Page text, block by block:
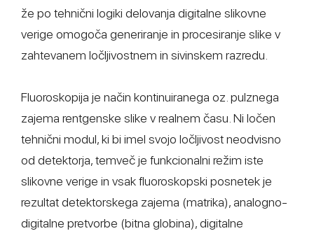
že po tehnični logiki delovanja digitalne slikovne
verige omogoča generiranje in procesiranje slike v
zahtevanem ločljivostnem in sivinskem razredu.
Fluoroskopija je način kontinuiranega oz. pulznega
zajema rentgenske slike v realnem času. Ni ločen
tehnični modul, ki bi imel svojo ločljivost neodvisno
od detektorja, temveč je funkcionalni režim iste
slikovne verige in vsak fluoroskopski posnetek je
rezultat detektorskega zajema (matrika), analogno-
digitalne pretvorbe (bitna globina), digitalne